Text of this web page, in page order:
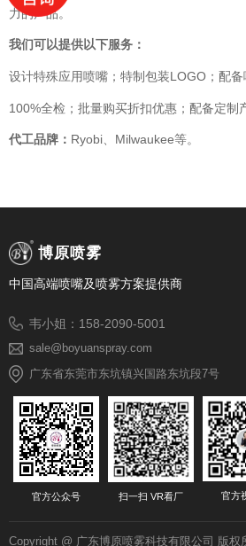
力的产品。
我们可以提供以下服务：
设计特殊应用喷嘴；特制包装LOGO；配备
100%全检；批量购买折扣优惠；配备定制
代工品牌： Ryobi、Milwaukee等。
博原喷雾
中国高端喷嘴及喷雾方案提供商
韦小姐：158-2090-5001
sale@boyuanspray.com
广东省东莞市东坑镇兴国路东坑段7号
官方公众号 扫一扫 VR看厂 官方
Copyright @ 广东博原喷雾科技有限公司 版权